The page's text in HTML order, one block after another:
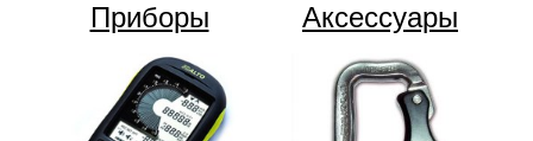
Приборы Аксессуары